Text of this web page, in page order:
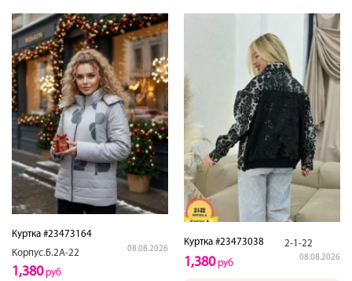
Куртка #23473164
Корпус.Б.2А-22
08.08.2026
1,380руб
Куртка #23473038 2-1-22
08.08.2026
1,380руб